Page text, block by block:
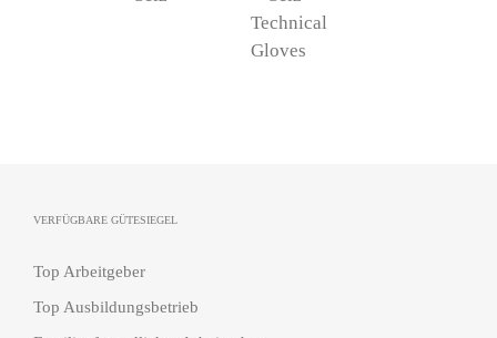
VERFÜGBARE GÜTESIEGEL
Top Arbeitgeber
Top Ausbildungsbetrieb